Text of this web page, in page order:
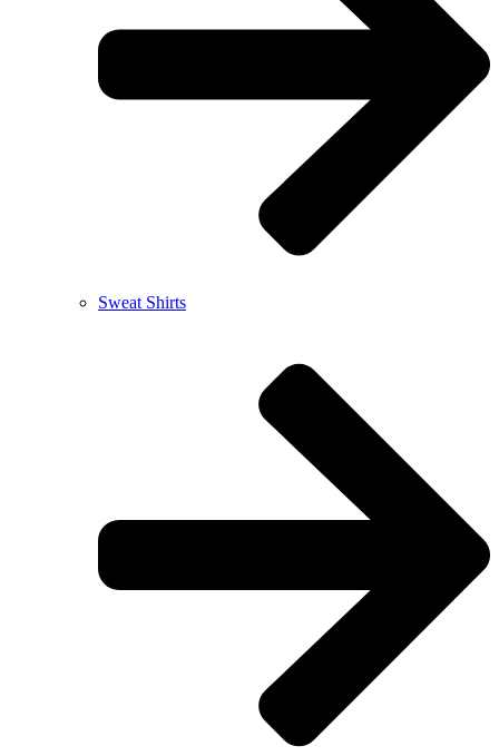
Sweat Shirts